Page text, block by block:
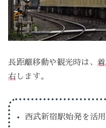
長距離移動や観光時は、
右 します。
西武新宿駅始発を活